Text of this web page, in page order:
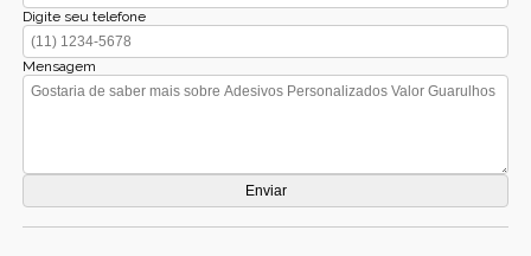
Digite seu telefone
Mensagem